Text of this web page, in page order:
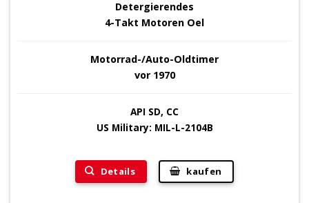
Detergierendes
4-Takt Motoren Oel
Motorrad-/Auto-Oldtimer
vor 1970
API SD, CC
US Military: MIL-L-2104B
Details kaufen